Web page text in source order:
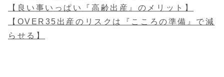
【良い事いっぱい『高齢出産』のメリット】
【OVER35出産のリスクは『こころの準備』で減
らせる】